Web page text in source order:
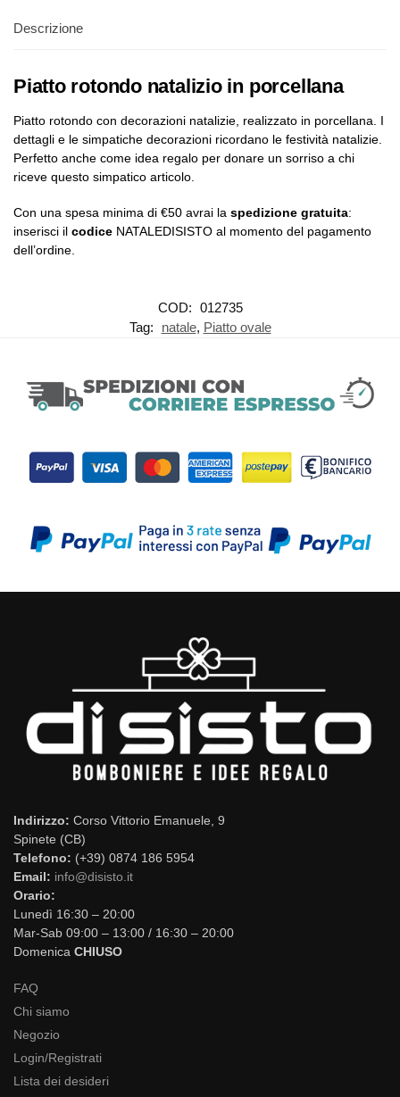
Descrizione
Piatto rotondo natalizio in porcellana
Piatto rotondo con decorazioni natalizie, realizzato in porcellana. I
dettagli e le simpatiche decorazioni ricordano le festività natalizie.
Perfetto anche come idea regalo per donare un sorriso a chi
riceve questo simpatico articolo.
Con una spesa minima di €50 avrai la spedizione gratuita:
inserisci il codice NATALEDISISTO al momento del pagamento
dell’ordine.
COD: 012735
Tag:
natale, Piatto ovale
Indirizzo: Corso Vittorio Emanuele, 9
Spinete (CB)
Telefono: (+39) 0874 186 5954
Email: info@disisto.it
Orario:
Lunedì 16:30 – 20:00
Mar-Sab 09:00 – 13:00 / 16:30 – 20:00
Domenica CHIUSO
FAQ
Chi siamo
Negozio
Login/Registrati
Lista dei desideri